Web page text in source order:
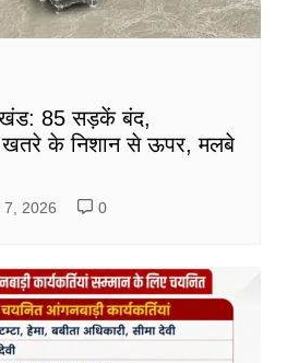
85 सड़कें बंद,
खतरे के निशान से ऊपर, मलबे
7, 2026 0